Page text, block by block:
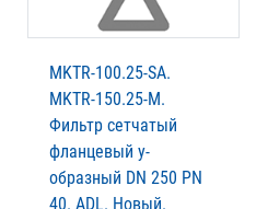
MKTR-100.25-SA.
MKTR-150.25-М.
Фильтр сетчатый
фланцевый у-
образный DN 250 PN
40. ADL. Новый.